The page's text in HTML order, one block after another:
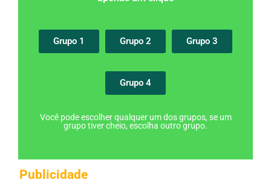
Grupo 1 Grupo 2 Grupo 3
Grupo 4
Você pode escolher qualquer um dos grupos, se um
grupo tiver cheio, escolha outro grupo.
Publicidade